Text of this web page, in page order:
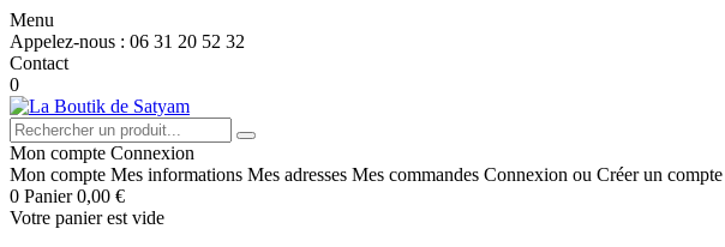
Menu
Appelez-nous : 06 31 20 52 32
Contact
0
Mon compte Connexion
Mon compte Mes informations Mes adresses Mes commandes Connexion ou Créer un compte
0 Panier 0,00 €
Votre panier est vide